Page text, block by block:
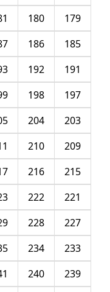
179
180
185
186
191
192
197
198
203
204
209
210
215
216
221
222
227
228
233
234
239
240